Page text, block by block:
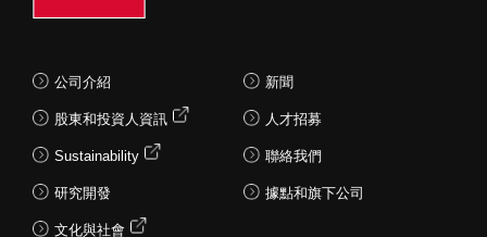
公司介紹
股東和投資人資訊
Sustainability
研究開發
文化與社會
新聞
人才招募
聯絡我們
據點和旗下公司